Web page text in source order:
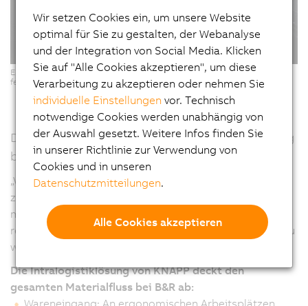
Ergonomische Pick-it-easy-Arbeitsplätze für eine softwaregestützte,
fehlerfreie Kommissionierung. (Copyright: © KNAPP/ Niederwieser)
Durchgängiger Materialfluss – von Wareneingang
bis Versand
„Vom Lager bis zur Produktion, von Wareneingang bis
zur Auslieferung. Die Automatisierung macht es
möglich, schneller und flexibler auf Änderungen zu
reagieren und gleichzeitig effizienter und produktiver zu
werden“ betont Humer.
Die Intralogistiklösung von KNAPP deckt den
gesamten Materialfluss bei B&R ab:
Wareneingang: An ergonomischen Arbeitsplätzen
Wir setzen Cookies ein, um unsere Website
optimal für Sie zu gestalten, der Webanalyse
und der Integration von Social Media. Klicken
Sie auf "Alle Cookies akzeptieren", um diese
Verarbeitung zu akzeptieren oder nehmen Sie
individuelle Einstellungen vor. Technisch
notwendige Cookies werden unabhängig von
der Auswahl gesetzt. Weitere Infos finden Sie
in unserer Richtlinie zur Verwendung von
Cookies und in unseren
Datenschutzmitteilungen.
Alle Cookies akzeptieren